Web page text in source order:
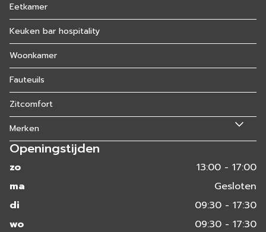
Eetkamer
Keuken bar hospitality
Woonkamer
Fauteuils
Zitcomfort
Merken
Openingstijden
zo
13:00 - 17:00
ma
Gesloten
di
09:30 - 17:30
wo
09:30 - 17:30